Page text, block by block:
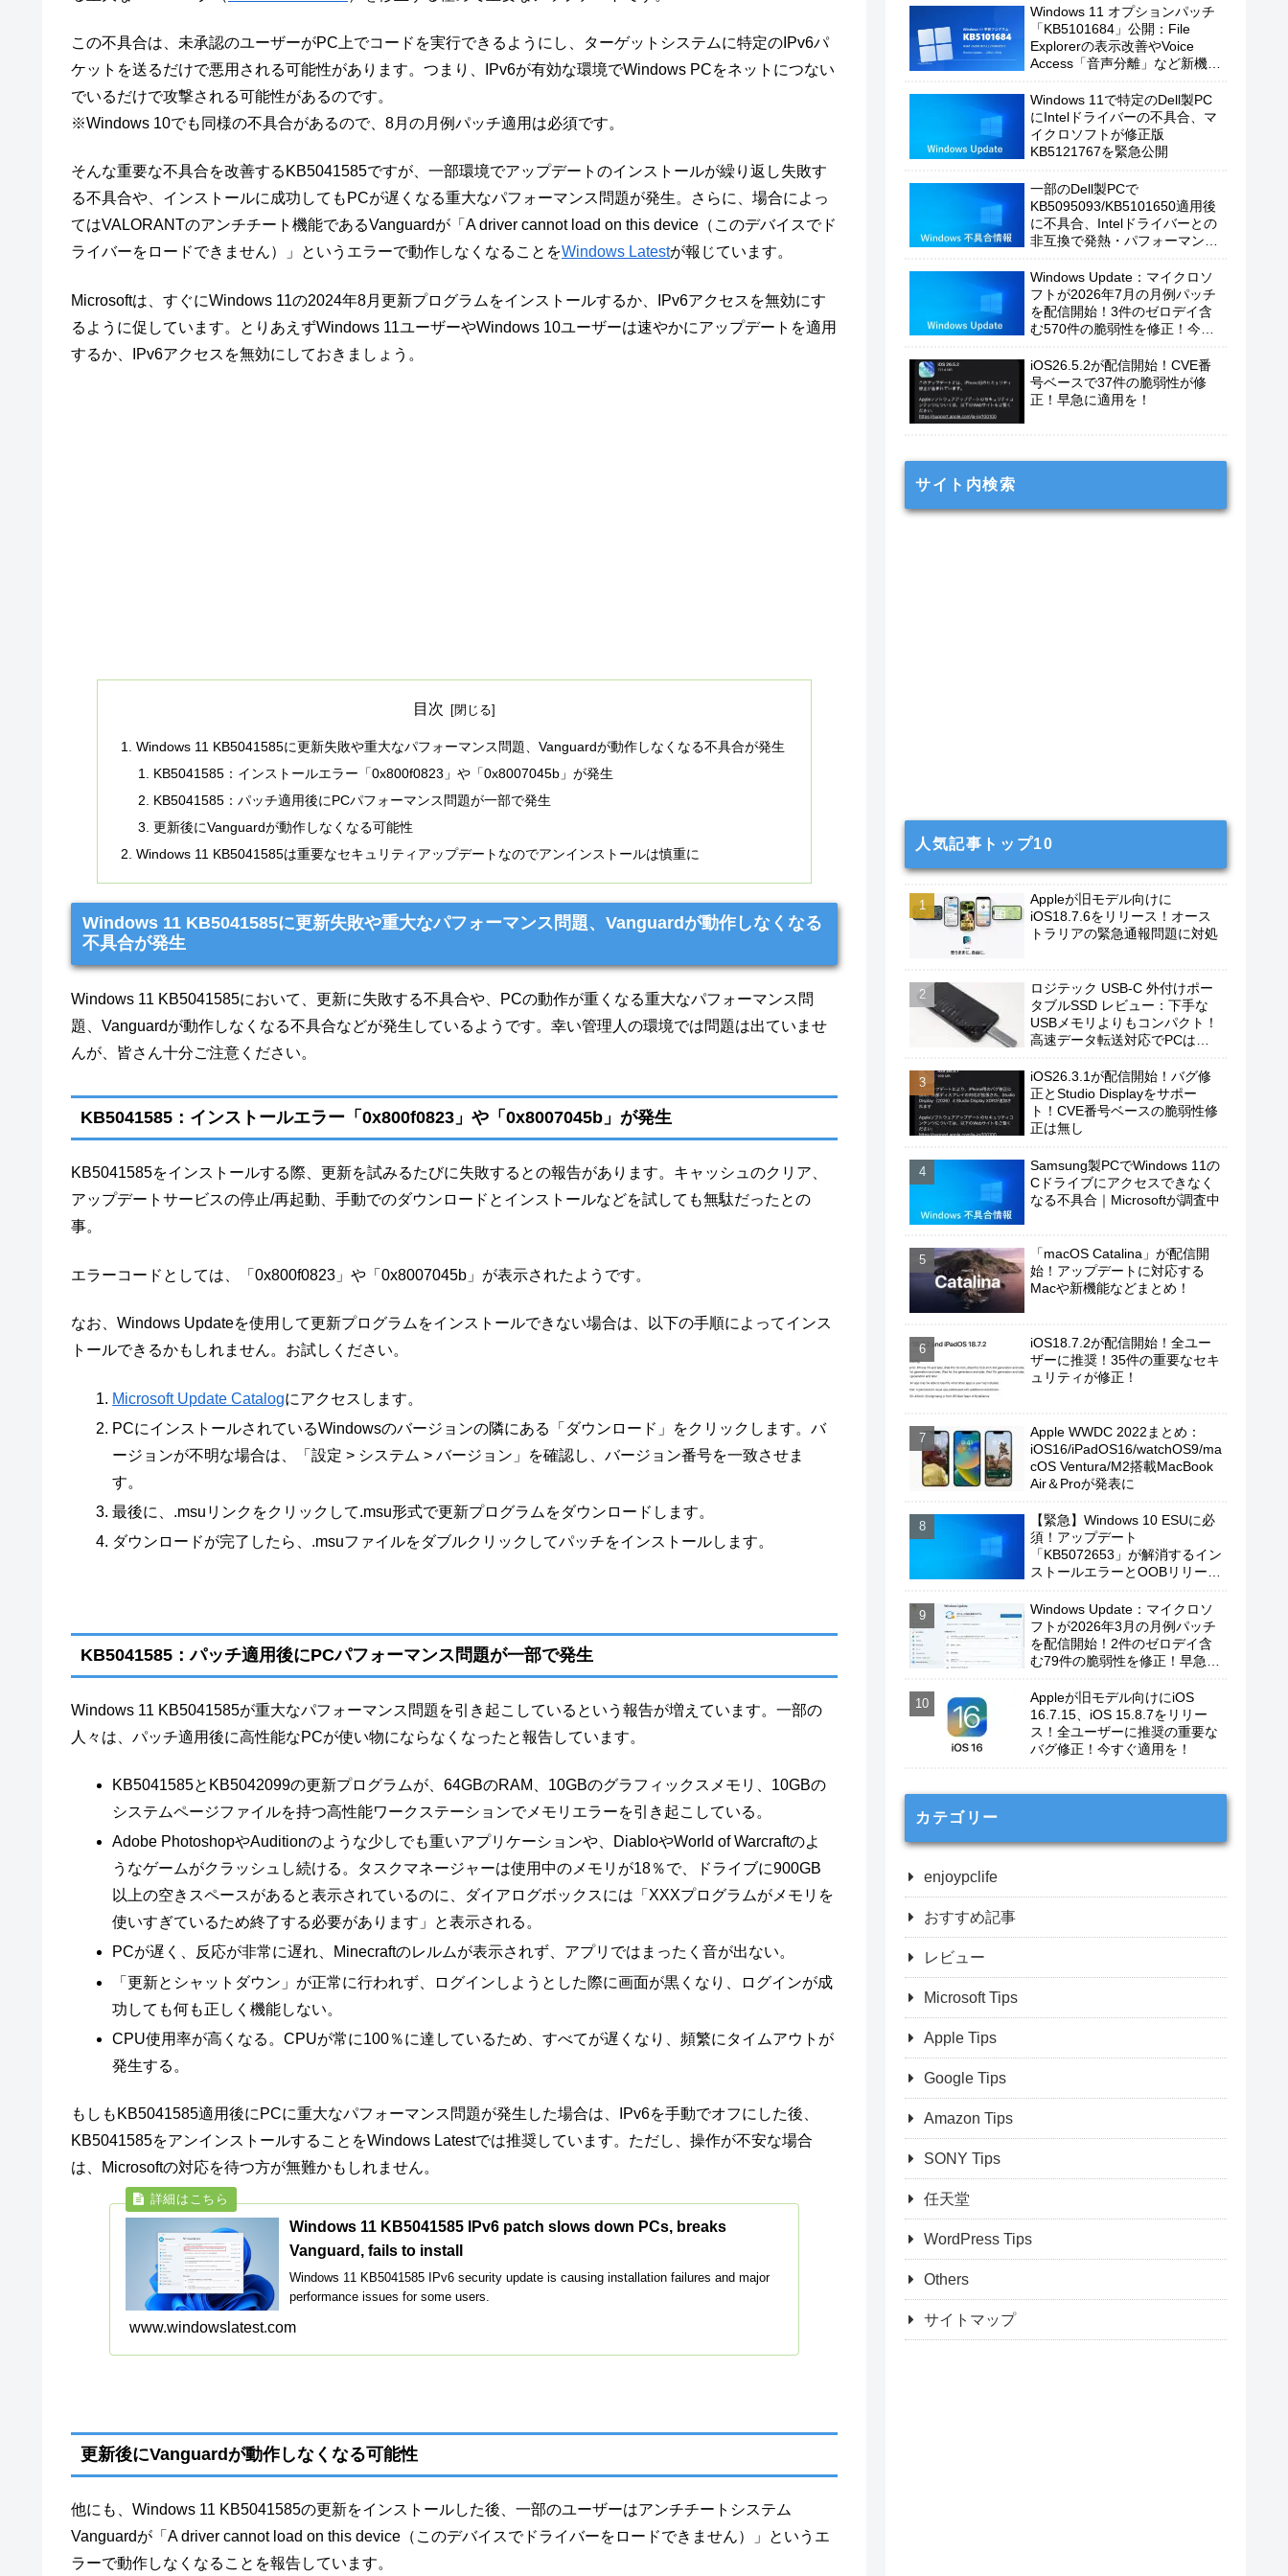
この不具合は、未承認のユーザーがPC上でコードを実行できるようにし、ターゲットシステムに特定のIPv6パ
ケットを送るだけで悪用される可能性があります。つまり、IPv6が有効な環境でWindows PCをネットにつない
でいるだけで攻撃される可能性があるのです。
※Windows 10でも同様の不具合があるので、8月の月例パッチ適用は必須です。
そんな重要な不具合を改善するKB5041585ですが、一部環境でアップデートのインストールが繰り返し失敗す
る不具合や、インストールに成功してもPCが遅くなる重大なパフォーマンス問題が発生。さらに、場合によっ
てはVALORANTのアンチチート機能であるVanguardが「A driver cannot load on this device（このデバイスでド
ライバーをロードできません）」というエラーで動作しなくなることをWindows Latestが報じています。
Microsoftは、すぐにWindows 11の2024年8月更新プログラムをインストールするか、IPv6アクセスを無効にす
るように促しています。とりあえずWindows 11ユーザーやWindows 10ユーザーは速やかにアップデートを適用
するか、IPv6アクセスを無効にしておきましょう。
目次
Windows 11 KB5041585に更新失敗や重大なパフォーマンス問題、Vanguardが動作しなくなる不具合が発生
KB5041585：インストールエラー「0x800f0823」や「0x8007045b」が発生
KB5041585：パッチ適用後にPCパフォーマンス問題が一部で発生
更新後にVanguardが動作しなくなる可能性
Windows 11 KB5041585は重要なセキュリティアップデートなのでアンインストールは慎重に
Windows 11 KB5041585に更新失敗や重大なパフォーマンス問題、Vanguardが動作しなくなる
不具合が発生
Windows 11 KB5041585において、更新に失敗する不具合や、PCの動作が重くなる重大なパフォーマンス問
題、Vanguardが動作しなくなる不具合などが発生しているようです。幸い管理人の環境では問題は出ていませ
んが、皆さん十分ご注意ください。
KB5041585：インストールエラー「0x800f0823」や「0x8007045b」が発生
KB5041585をインストールする際、更新を試みるたびに失敗するとの報告があります。キャッシュのクリア、
アップデートサービスの停止/再起動、手動でのダウンロードとインストールなどを試しても無駄だったとの
事。
エラーコードとしては、「0x800f0823」や「0x8007045b」が表示されたようです。
なお、Windows Updateを使用して更新プログラムをインストールできない場合は、以下の手順によってインス
トールできるかもしれません。お試しください。
Microsoft Update Catalogにアクセスします。
PCにインストールされているWindowsのバージョンの隣にある「ダウンロード」をクリックします。バ
ージョンが不明な場合は、「設定 > システム > バージョン」を確認し、バージョン番号を一致させま
す。
最後に、.msuリンクをクリックして.msu形式で更新プログラムをダウンロードします。
ダウンロードが完了したら、.msuファイルをダブルクリックしてパッチをインストールします。
KB5041585：パッチ適用後にPCパフォーマンス問題が一部で発生
Windows 11 KB5041585が重大なパフォーマンス問題を引き起こしているという報告が増えています。一部の
人々は、パッチ適用後に高性能なPCが使い物にならなくなったと報告しています。
KB5041585とKB5042099の更新プログラムが、64GBのRAM、10GBのグラフィックスメモリ、10GBの
システムページファイルを持つ高性能ワークステーションでメモリエラーを引き起こしている。
Adobe PhotoshopやAuditionのような少しでも重いアプリケーションや、DiabloやWorld of Warcraftのよ
うなゲームがクラッシュし続ける。タスクマネージャーは使用中のメモリが18％で、ドライブに900GB
以上の空きスペースがあると表示されているのに、ダイアログボックスには「XXXプログラムがメモリを
使いすぎているため終了する必要があります」と表示される。
PCが遅く、反応が非常に遅れ、Minecraftのレルムが表示されず、アプリではまったく音が出ない。
「更新とシャットダウン」が正常に行われず、ログインしようとした際に画面が黒くなり、ログインが成
功しても何も正しく機能しない。
CPU使用率が高くなる。CPUが常に100％に達しているため、すべてが遅くなり、頻繁にタイムアウトが
発生する。
もしもKB5041585適用後にPCに重大なパフォーマンス問題が発生した場合は、IPv6を手動でオフにした後、
KB5041585をアンインストールすることをWindows Latestでは推奨しています。ただし、操作が不安な場合
は、Microsoftの対応を待つ方が無難かもしれません。
Windows 11 KB5041585 IPv6 patch slows down PCs, breaks
Vanguard, fails to install
Windows 11 KB5041585 IPv6 security update is causing installation failures and major
performance issues for some users.
www.windowslatest.com
更新後にVanguardが動作しなくなる可能性
他にも、Windows 11 KB5041585の更新をインストールした後、一部のユーザーはアンチチートシステム
Vanguardが「A driver cannot load on this device（このデバイスでドライバーをロードできません）」というエ
ラーで動作しなくなることを報告しています。
Windows 11 オプションパッチ
「KB5101684」公開：File
Explorerの表示改善やVoice
Access「音声分離」など新機能
Windows 11で特定のDell製PC
にIntelドライバーの不具合、マ
イクロソフトが修正版
KB5121767を緊急公開
一部のDell製PCで
KB5095093/KB5101650適用後
に不具合、Intelドライバーとの
非互換で発熱・パフォーマンス
Windows Update：マイクロソ
フトが2026年7月の月例パッチ
を配信開始！3件のゼロデイ含
む570件の脆弱性を修正！今す
iOS26.5.2が配信開始！CVE番
号ベースで37件の脆弱性が修
正！早急に適用を！
サイト内検索
人気記事トップ10
Appleが旧モデル向けに
iOS18.7.6をリリース！オース
トラリアの緊急通報問題に対処
ロジテック USB-C 外付けポー
タブルSSD レビュー：下手な
USBメモリよりもコンパクト！
高速データ転送対応でPCは勿
もおすすめ！
iOS26.3.1が配信開始！バグ修
正とStudio Displayをサポー
ト！CVE番号ベースの脆弱性修
正は無し
Samsung製PCでWindows 11の
Cドライブにアクセスできなく
なる不具合｜Microsoftが調査中
「macOS Catalina」が配信開
始！アップデートに対応する
Macや新機能などまとめ！
iOS18.7.2が配信開始！全ユー
ザーに推奨！35件の重要なセキ
ュリティが修正！
Apple WWDC 2022まとめ：
iOS16/iPadOS16/watchOS9/ma
cOS Ventura/M2搭載MacBook
Air＆Proが発表に
【緊急】Windows 10 ESUに必
須！アップデート
「KB5072653」が解消するイン
ストールエラーとOOBリリース
Windows Update：マイクロソ
フトが2026年3月の月例パッチ
を配信開始！2件のゼロデイ含
む79件の脆弱性を修正！早急に
Appleが旧モデル向けにiOS
16.7.15、iOS 15.8.7をリリー
ス！全ユーザーに推奨の重要な
バグ修正！今すぐ適用を！
カテゴリー
enjoypclife
おすすめ記事
レビュー
Microsoft Tips
Apple Tips
Google Tips
Amazon Tips
SONY Tips
任天堂
WordPress Tips
Others
サイトマップ